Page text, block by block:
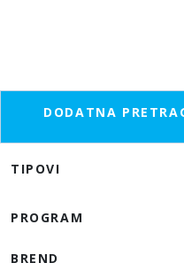
DODATNA
TIPOVI
PROGRAM
BREND